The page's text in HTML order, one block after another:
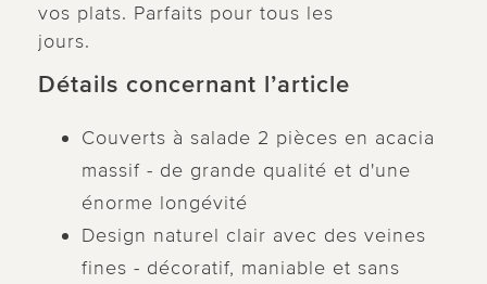
vos plats. Parfaits pour tous les
jours.
Détails concernant l’article
Couverts à salade 2 pièces en acacia
massif - de grande qualité et d'une
énorme longévité
Design naturel clair avec des veines
fines - décoratif, maniable et sans